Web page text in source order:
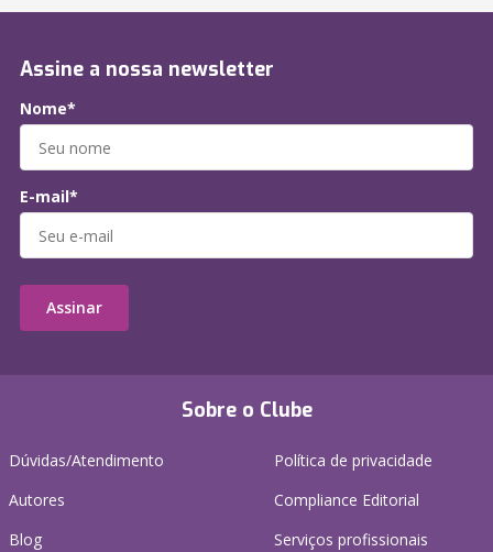
Sobre o Clube
Dúvidas/Atendimento
Autores
Blog
Política de privacidade
Compliance Editorial
Serviços profissionais
Assine a nossa newsletter
Nome*
E-mail*
Assinar